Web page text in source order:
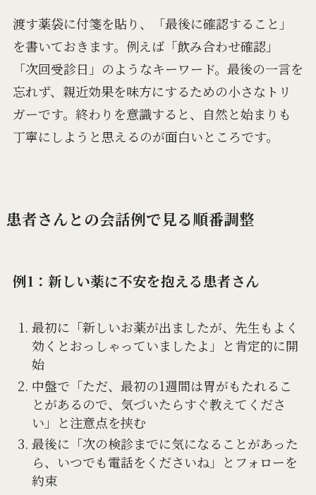
渡す薬袋に付箋を貼り、「最後に確認すること」
を書いておきます。例えば「飲み合わせ確認」
「次回受診日」のようなキーワード。最後の一言を
忘れず、親近効果を味方にするための小さなトリ
ガーです。終わりを意識すると、自然と始まりも
丁寧にしようと思えるのが面白いところです。
患者さんとの会話例で見る順番調整
例1：新しい薬に不安を抱える患者さん
最初に「新しいお薬が出ましたが、先生もよく
効くとおっしゃっていましたよ」と肯定的に開
始
中盤で「ただ、最初の1週間は胃がもたれるこ
とがあるので、気づいたらすぐ教えてくださ
い」と注意点を挟む
最後に「次の検診までに気になることがあった
ら、いつでも電話をくださいね」とフォローを
約束